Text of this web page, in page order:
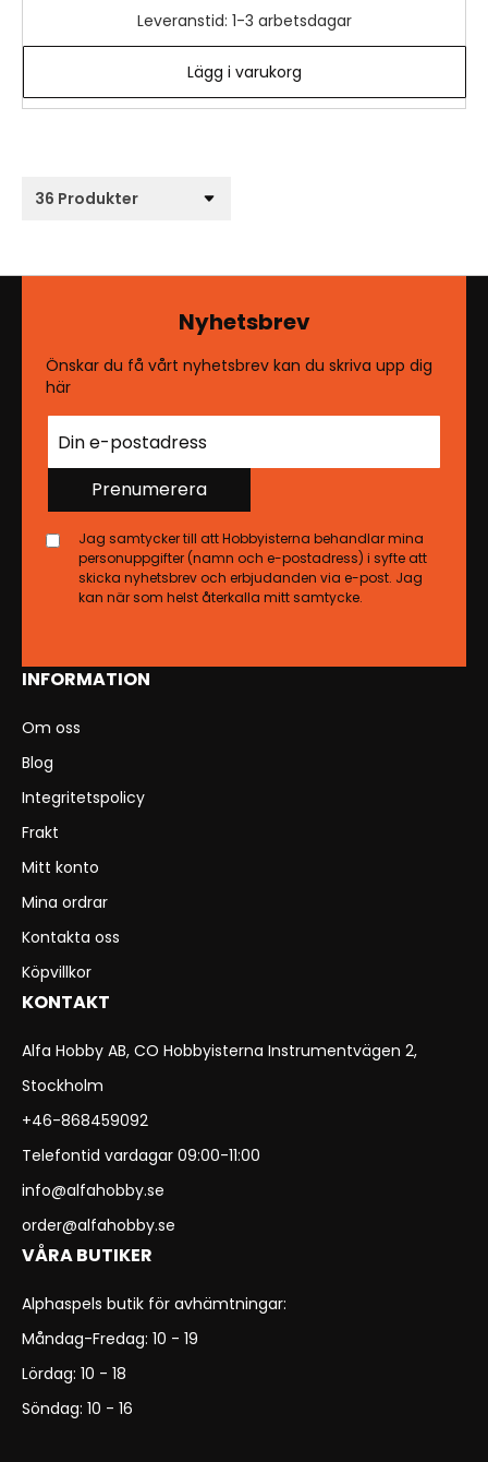
Leveranstid: 1-3 arbetsdagar
Lägg i varukorg
INFORMATION
Om oss
Blog
Integritetspolicy
Frakt
Mitt konto
Mina ordrar
Kontakta oss
Köpvillkor
KONTAKT
Alfa Hobby AB, CO Hobbyisterna Instrumentvägen 2,
Stockholm
+46-868459092
Telefontid vardagar 09:00-11:00
info@alfahobby.se
order@alfahobby.se
VÅRA BUTIKER
Alphaspels butik för avhämtningar:
Måndag-Fredag: 10 - 19
Lördag: 10 - 18
Söndag: 10 - 16
Nyhetsbrev
Önskar du få vårt nyhetsbrev kan du skriva upp dig
här
Prenumerera
Jag samtycker till att Hobbyisterna behandlar mina
personuppgifter (namn och e-postadress) i syfte att
skicka nyhetsbrev och erbjudanden via e-post. Jag
kan när som helst återkalla mitt samtycke.